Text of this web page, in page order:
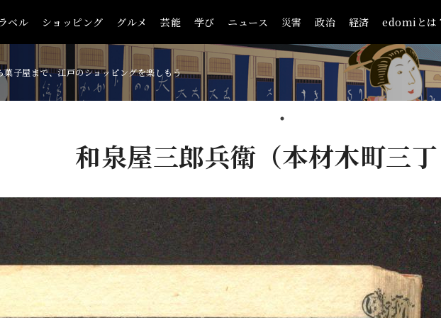
ベル ショッピング グルメ 芸能 学び ニュース 災害 政治 経済 edomiとは
菓子屋まで、江戸のショッピングを楽しもう
和泉屋三郎兵衛（本材木町三